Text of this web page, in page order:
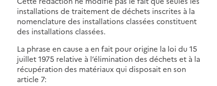
installations de traitement de déchets inscrites à la
nomenclature des installations classées constituent
des installations classées.
La phrase en cause a en fait pour origine la loi du 15
juillet 1975 relative à l’élimination des déchets et à la
récupération des matériaux qui disposait en son
article 7: